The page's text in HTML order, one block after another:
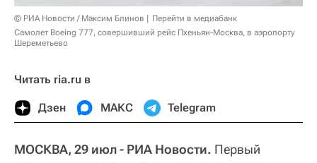
© РИА Новости / Максим Блинов
Перейти в медиабанк
Самолет Boeing 777, совершивший рейс Пхеньян-Москва, в аэропорту
Шереметьево
Читать ria.ru в
Дзен МАКС Telegram
МОСКВА, 29 июл - РИА Новости. Первый